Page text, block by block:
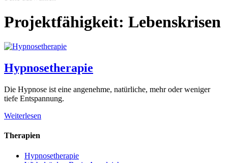
Projektfähigkeit: Lebenskrisen
Hypnosetherapie
Die Hypnose ist eine angenehme, natürliche, mehr oder weniger
tiefe Entspannung.
Weiterlesen
Therapien
Hypnosetherapie